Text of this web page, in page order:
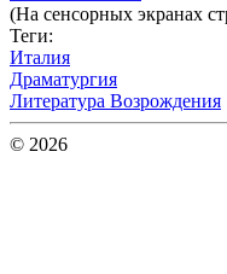
(На сенсорных экранах
Теги:
Италия
Драматургия
Литература Возрождения
© 2026